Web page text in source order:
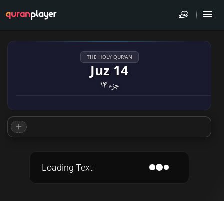
THE HOLY QUR'AN
Juz 14
جزء ۱۴
Loading Text